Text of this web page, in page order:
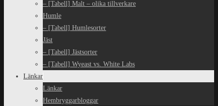
– [Tabell] Malt – olika tillverkare
Humle
– [Tabell] Humlesorter
Jäst
– [Tabell] Jästsorter
– [Tabell] Wyeast vs. White Labs
Länkar
Länkar
Hembryggarbloggar